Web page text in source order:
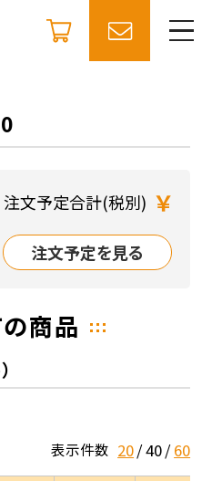
注文予定合計(税別) ￥
注文予定を見る
商品
表示件数 20 40 60